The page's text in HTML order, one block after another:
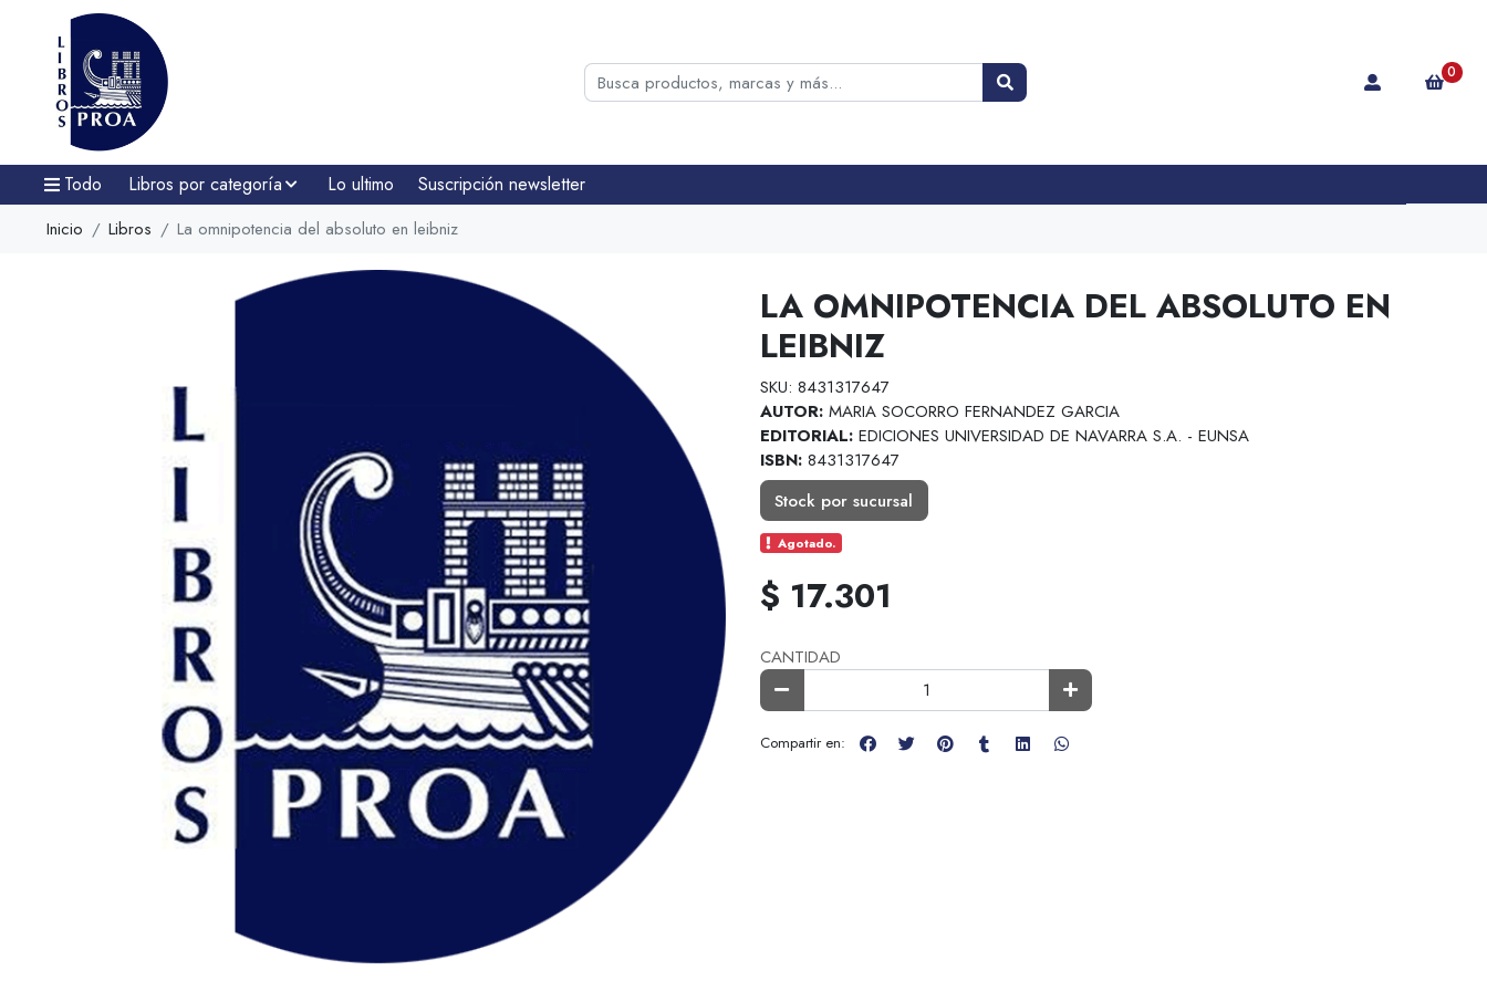
0
Todo Libros por categoría Lo ultimo Suscripción newsletter
Inicio Libros La omnipotencia del absoluto en leibniz
LA OMNIPOTENCIA DEL ABSOLUTO EN
LEIBNIZ
SKU: 8431317647
AUTOR: MARIA SOCORRO FERNANDEZ GARCIA
EDITORIAL: EDICIONES UNIVERSIDAD DE NAVARRA S.A. - EUNSA
ISBN: 8431317647
Stock por sucursal
Agotado.
$ 17.301
CANTIDAD
Compartir en: